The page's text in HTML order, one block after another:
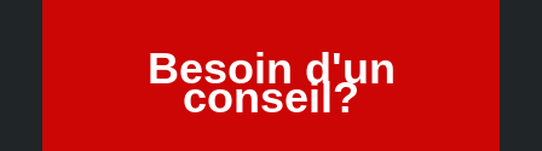
Besoin d'un
conseil?